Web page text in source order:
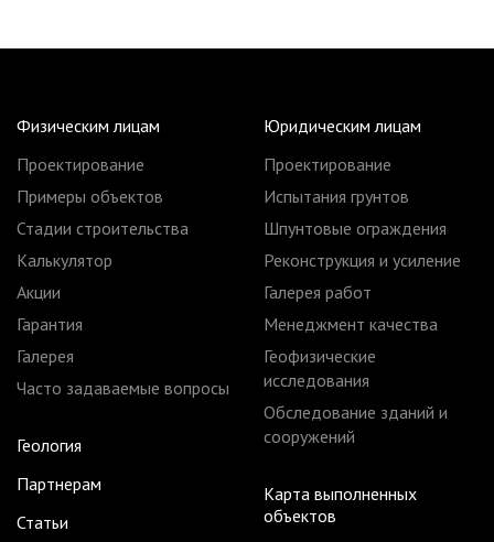
Физическим лицам
Проектирование
Примеры объектов
Стадии строительства
Калькулятор
Акции
Гарантия
Галерея
Часто задаваемые вопросы
Геология
Партнерам
Статьи
Юридическим лицам
Проектирование
Испытания грунтов
Шпунтовые ограждения
Реконструкция и усиление
Галерея работ
Менеджмент качества
Геофизические
исследования
Обследование зданий и
сооружений
Карта выполненных
объектов